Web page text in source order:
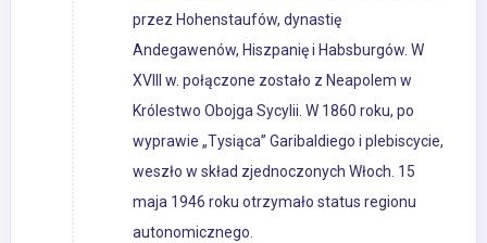
przez Hohenstaufów, dynastię
Andegawenów, Hiszpanię i Habsburgów. W
XVIII w. połączone zostało z Neapolem w
Królestwo Obojga Sycylii. W 1860 roku, po
wyprawie „Tysiąca” Garibaldiego i plebiscycie,
weszło w skład zjednoczonych Włoch. 15
maja 1946 roku otrzymało status regionu
autonomicznego.